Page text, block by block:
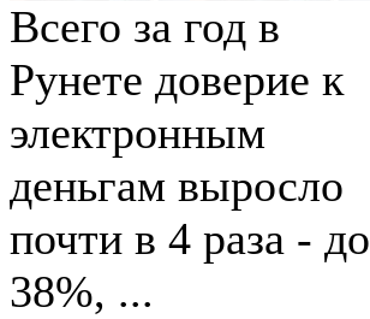
Всего за год в
Рунете доверие к
электронным
деньгам выросло
почти в 4 раза - до
38%, ...